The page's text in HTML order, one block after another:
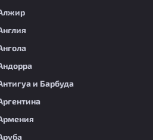
и Барбуда